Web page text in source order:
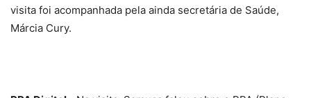
visita foi acompanhada pela ainda secretária de Saúde,
Márcia Cury.